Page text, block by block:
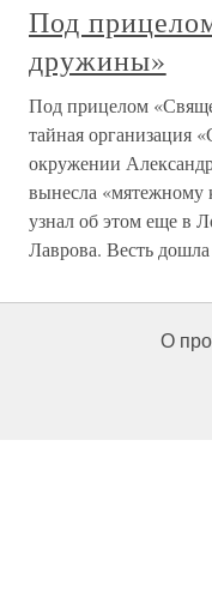
Под
дружины»
Под прицелом
тайная организация
окружении
вынесла
узнал об этом еще в
Лаврова. Весть дошла
О